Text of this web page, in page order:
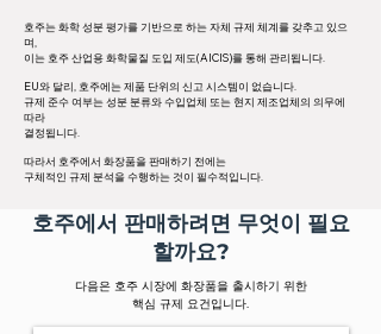
호주는 화학 성분 평가를 기반으로 하는 자체 규제 체계를 갖추고 있으
며,
이는 호주 산업용 화학물질 도입 제도(AICIS)를 통해 관리됩니다.
EU와 달리, 호주에는 제품 단위의 신고 시스템이 없습니다.
규제 준수 여부는 성분 분류와 수입업체 또는 현지 제조업체의 의무에
따라
결정됩니다.
따라서 호주에서 화장품을 판매하기 전에는
구체적인 규제 분석을 수행하는 것이 필수적입니다.
호주에서 판매하려면 무엇이 필요
할까요?
다음은 호주 시장에 화장품을 출시하기 위한
핵심 규제 요건입니다.